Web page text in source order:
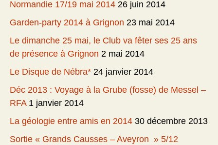
Normandie 17/19 mai 2014 26 juin 2014
Garden-party 2014 à Grignon 23 mai 2014
Le dimanche 25 mai, le Club va fêter ses 25 ans
de présence à Grignon 2 mai 2014
Le Disque de Nébra* 24 janvier 2014
Déc 2013 : Voyage à la Grube (fosse) de Messel –
RFA 1 janvier 2014
La géologie entre amis en 2014 30 décembre 2013
Sortie « Grands Causses – Aveyron » 5/12